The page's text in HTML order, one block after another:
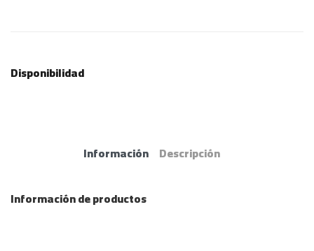
Disponibilidad
Información Descripción
Información de productos